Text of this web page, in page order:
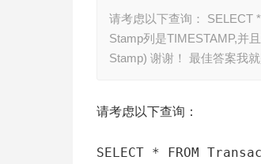
请考虑以下查询： SELECT
Stamp列是TIMESTAMP,并
Stamp) 谢谢！ 最佳答案我
请考虑以下查询：
SELECT * FROM